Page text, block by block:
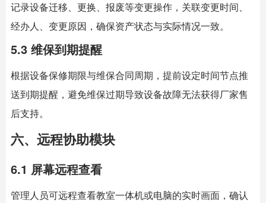
记录设备迁移、更换、报废等变更操作，关联变更时间、
经办人、变更原因，确保资产状态与实际情况一致。
5.3 维保到期提醒
根据设备保修期限与维保合同周期，提前设定时间节点推
送到期提醒，避免维保过期导致设备故障无法获得厂家售
后支持。
六、远程协助模块
6.1 屏幕远程查看
管理人员可远程查看教室一体机或电脑的实时画面，确认